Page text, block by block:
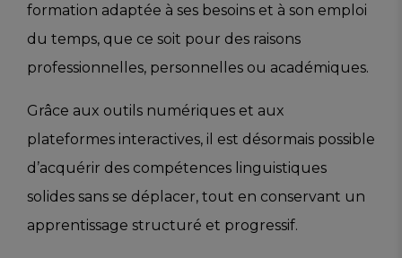
formation adaptée à ses besoins et à son emploi
du temps, que ce soit pour des raisons
professionnelles, personnelles ou académiques.
Grâce aux outils numériques et aux
plateformes interactives, il est désormais possible
d’acquérir des compétences linguistiques
solides sans se déplacer, tout en conservant un
apprentissage structuré et progressif.